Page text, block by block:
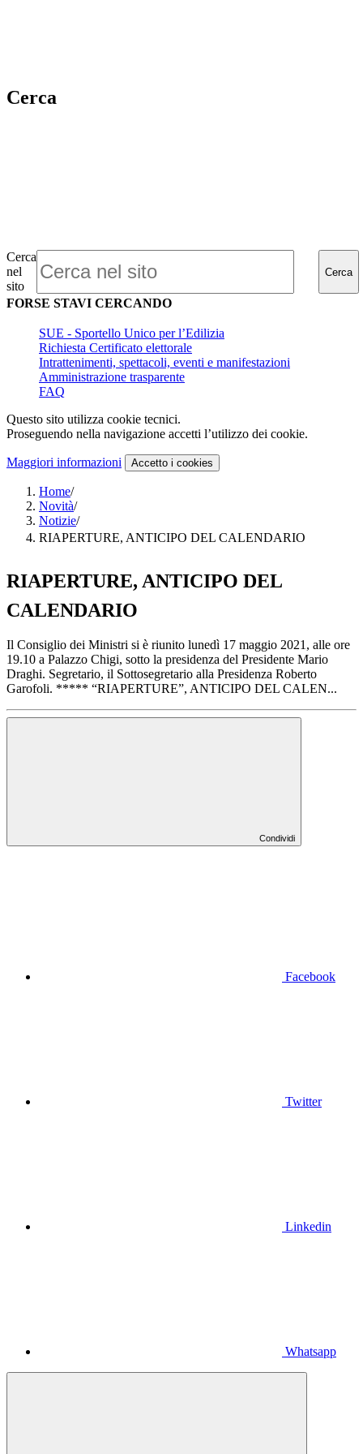
Cerca
Cerca
nel
sito
Cerca
FORSE STAVI CERCANDO
SUE - Sportello Unico per l’Edilizia
Richiesta Certificato elettorale
Intrattenimenti, spettacoli, eventi e manifestazioni
Amministrazione trasparente
FAQ
Questo sito utilizza cookie tecnici.
Proseguendo nella navigazione accetti l’utilizzo dei cookie.
Maggiori informazioni Accetto i cookies
Home/
Novità/
Notizie/
RIAPERTURE, ANTICIPO DEL CALENDARIO
RIAPERTURE, ANTICIPO DEL
CALENDARIO
Il Consiglio dei Ministri si è riunito lunedì 17 maggio 2021, alle ore
19.10 a Palazzo Chigi, sotto la presidenza del Presidente Mario
Draghi. Segretario, il Sottosegretario alla Presidenza Roberto
Garofoli. ***** “RIAPERTURE”, ANTICIPO DEL CALEN...
Condividi
Facebook
Twitter
Linkedin
Whatsapp